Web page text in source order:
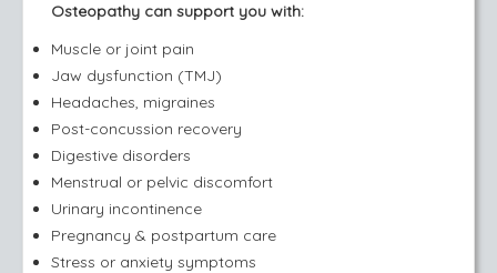
Osteopathy can support you with:
Muscle or joint pain
Jaw dysfunction (TMJ)
Headaches, migraines
Post-concussion recovery
Digestive disorders
Menstrual or pelvic discomfort
Urinary incontinence
Pregnancy & postpartum care
Stress or anxiety symptoms